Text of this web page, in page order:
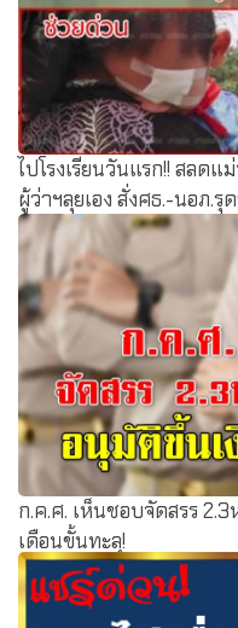
ไปโรงเรียนวันแรก!! สลด
ผู้ว่าฯลุยเอง สั่งศธ.-นอภ.รุ
ก.ค.ศ. เห็นชอบจัดสรร
เดือนขั้นทะลุ!